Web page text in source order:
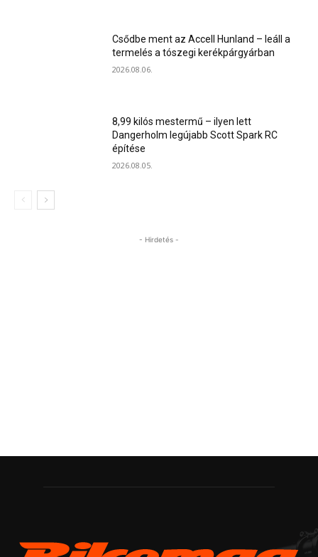
Csődbe ment az Accell Hunland – leáll a
termelés a tószegi kerékpárgyárban
2026.08.06.
8,99 kilós mestermű – ilyen lett
Dangerholm legújabb Scott Spark RC
építése
2026.08.05.
- Hirdetés -